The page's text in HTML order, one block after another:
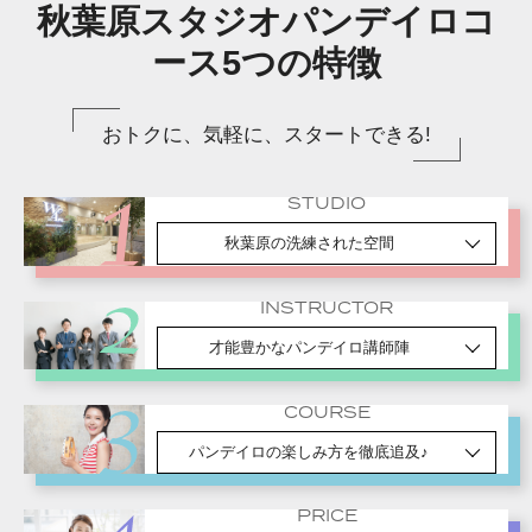
秋葉原スタジオパンデイロコ
ース5つの特徴
おトクに、気軽に、スタートできる!
STUDIO
秋葉原の洗練された空間
INSTRUCTOR
才能豊かなパンデイロ講師陣
COURSE
パンデイロの楽しみ方を徹底追及♪
PRICE